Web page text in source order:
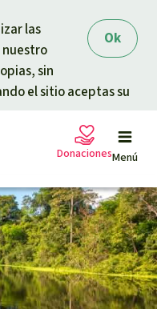
Ok
las
sin
el sitio aceptas su
Menú
Donaciones